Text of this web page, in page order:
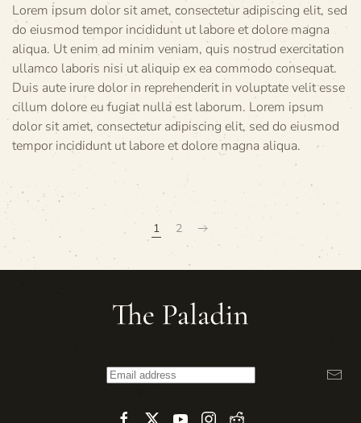
Lorem ipsum dolor sit amet, consectetur adipiscing elit, sed
do eiusmod tempor incididunt ut labore et dolore magna
aliqua. Ut enim ad minim veniam, quis nostrud exercitation
ullamco laboris nisi ut aliquip ex ea commodo consequat.
Duis aute irure dolor in reprehenderit in voluptate velit esse
cillum dolore eu fugiat nulla est laborum. Lorem ipsum
dolor sit amet, consectetur adipiscing elit, sed do eiusmod
tempor incididunt ut labore et dolore magna aliqua.
1 2